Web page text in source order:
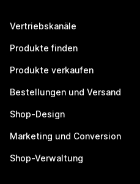
Vertriebskanäle
Produkte finden
Produkte verkaufen
Bestellungen und Versand
Shop-Design
Marketing und Conversion
Shop-Verwaltung